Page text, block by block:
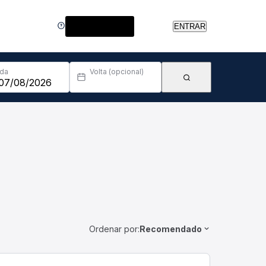
ENTRAR
Volta (opcional)
Ordenar por:Recomendado